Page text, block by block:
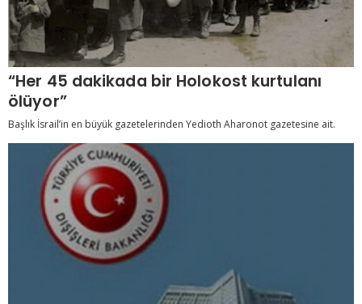
“Her 45 dakikada bir Holokost kurtulanı
ölüyor”
Başlık İsrail’in en büyük gazetelerinden Yedioth Aharonot gazetesine ait.